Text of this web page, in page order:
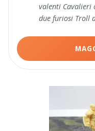
valenti Cavalieri
due furiosi Troll